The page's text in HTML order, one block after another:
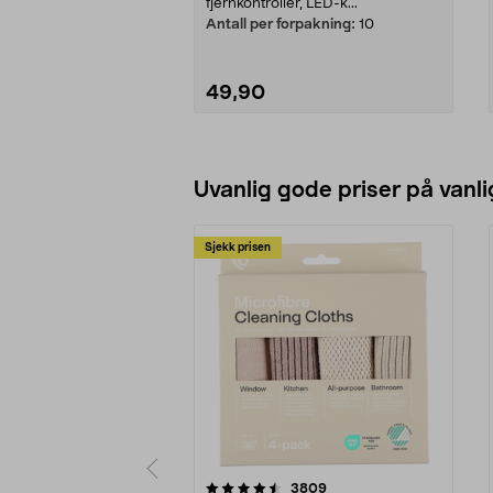
fjernkontroller, LED-k...
Antall per forpakning: 10
49,90
Uvanlig gode priser på
Sjekk prisen
3809anmeldelser
4.5av 5 stjerner